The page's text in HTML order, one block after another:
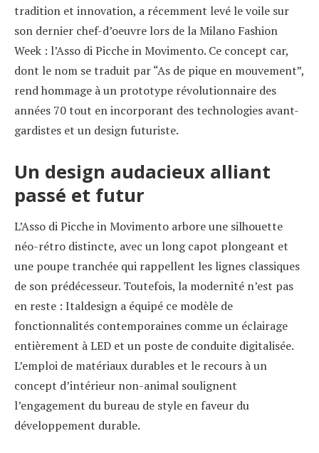
tradition et innovation, a récemment levé le voile sur
son dernier chef-d’oeuvre lors de la Milano Fashion
Week : l’Asso di Picche in Movimento. Ce concept car,
dont le nom se traduit par “As de pique en mouvement”,
rend hommage à un prototype révolutionnaire des
années 70 tout en incorporant des technologies avant-
gardistes et un design futuriste.
Un design audacieux alliant
passé et futur
L’Asso di Picche in Movimento arbore une silhouette
néo-rétro distincte, avec un long capot plongeant et
une poupe tranchée qui rappellent les lignes classiques
de son prédécesseur. Toutefois, la modernité n’est pas
en reste : Italdesign a équipé ce modèle de
fonctionnalités contemporaines comme un éclairage
entièrement à LED et un poste de conduite digitalisée.
L’emploi de matériaux durables et le recours à un
concept d’intérieur non-animal soulignent
l’engagement du bureau de style en faveur du
développement durable.